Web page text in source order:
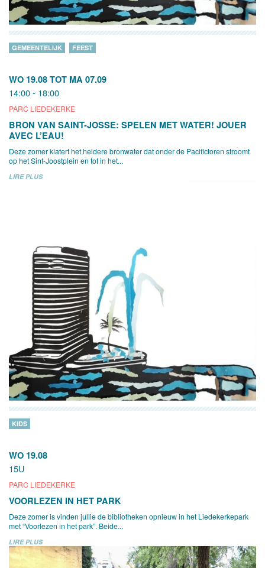
WO 19.08 TOT MA 07.09
14:00 - 18:00
PARC LIEDEKERKE
GEMEENTELIJK FEEST
BRON VAN SAINT-JOSSE: SPELEN MET WATER! JOUER
AVEC L’EAU!
Deze zomer klatert het heldere bronwater dat onder de Pacifictoren stroomt
op het Sint-Joostplein en tot in het...
LIRE PLUS
WO 19.08
15U
PARC LIEDEKERKE
KIDS
VOORLEZEN IN HET PARK
Deze zomer is vinden jullie de bibliotheken opnieuw in het Liedekerkepark
met “Voorlezen in het park”. Beide...
LIRE PLUS